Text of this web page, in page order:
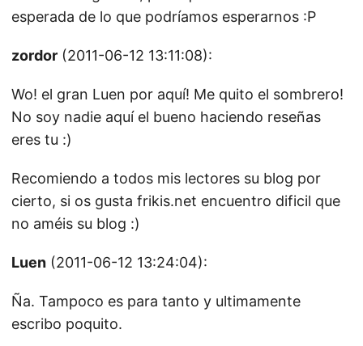
esperada de lo que podríamos esperarnos :P
zordor (2011-06-12 13:11:08):
Wo! el gran Luen por aquí! Me quito el sombrero!
No soy nadie aquí el bueno haciendo reseñas
eres tu :)
Recomiendo a todos mis lectores su blog por
cierto, si os gusta frikis.net encuentro dificil que
no améis su blog :)
Luen (2011-06-12 13:24:04):
Ña. Tampoco es para tanto y ultimamente
escribo poquito.